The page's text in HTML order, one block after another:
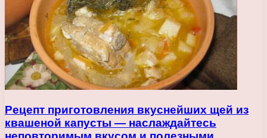
Рецепт приготовления вкуснейших щей из
квашеной капусты — наслаждайтесь